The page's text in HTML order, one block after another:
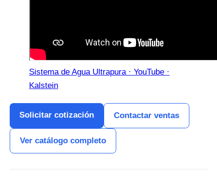
Sistema de Agua Ultrapura · YouTube ·
Kalstein
Solicitar cotización Contactar ventas
Ver catálogo completo